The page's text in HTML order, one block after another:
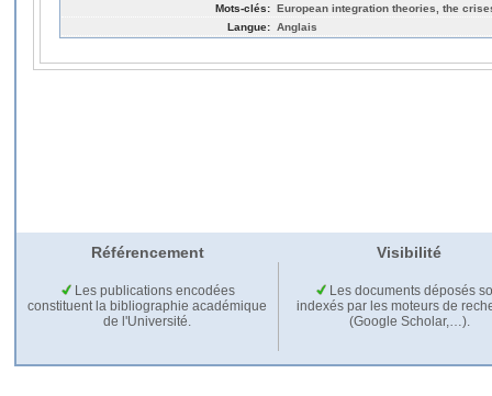
Mots-clés: European integration theories, the
Langue: Anglais
Référencement Visibilité
Les publications encodées
constituent la bibliographie académique
de l'Université.
Les documents déposés
indexés par les moteurs de
(Google Scholar,…).